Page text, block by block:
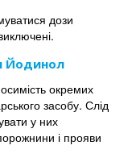
дози
Йодинол
окремих
засобу. Слід
у них
і прояви